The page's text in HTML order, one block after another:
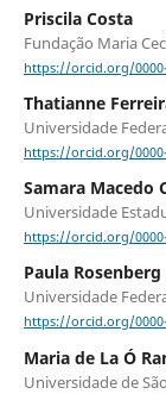
Priscila Costa
Fundação Maria
https://orcid.org/0000-
Thatianne
Universidade
https://orcid.org/0000-
Samara Macedo
Universidade
https://orcid.org/0000-
Paula
Universidade
https://orcid.org/0000-
Maria de La Ó
Universidade de